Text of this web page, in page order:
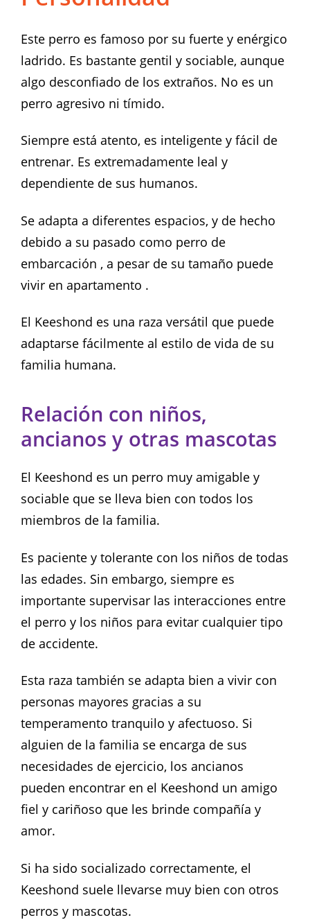
Este perro es famoso por su fuerte y enérgico
ladrido. Es bastante gentil y sociable, aunque
algo desconfiado de los extraños. No es un
perro agresivo ni tímido.
Siempre está atento, es inteligente y fácil de
entrenar. Es extremadamente leal y
dependiente de sus humanos.
Se adapta a diferentes espacios, y de hecho
debido a su pasado como perro de
embarcación , a pesar de su tamaño puede
vivir en apartamento .
El Keeshond es una raza versátil que puede
adaptarse fácilmente al estilo de vida de su
familia humana.
Relación con niños,
ancianos y otras mascotas
El Keeshond es un perro muy amigable y
sociable que se lleva bien con todos los
miembros de la familia.
Es paciente y tolerante con los niños de todas
las edades. Sin embargo, siempre es
importante supervisar las interacciones entre
el perro y los niños para evitar cualquier tipo
de accidente.
Esta raza también se adapta bien a vivir con
personas mayores gracias a su
temperamento tranquilo y afectuoso. Si
alguien de la familia se encarga de sus
necesidades de ejercicio, los ancianos
pueden encontrar en el Keeshond un amigo
fiel y cariñoso que les brinde compañía y
amor.
Si ha sido socializado correctamente, el
Keeshond suele llevarse muy bien con otros
perros y mascotas.